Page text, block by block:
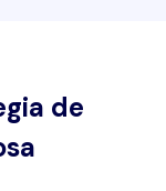
de